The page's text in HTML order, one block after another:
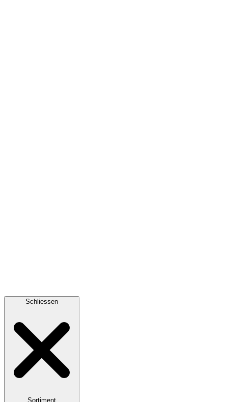
Schliessen
Sortiment